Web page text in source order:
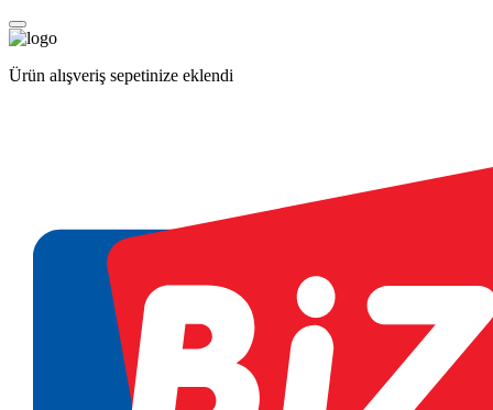
Ürün alışveriş sepetinize eklendi